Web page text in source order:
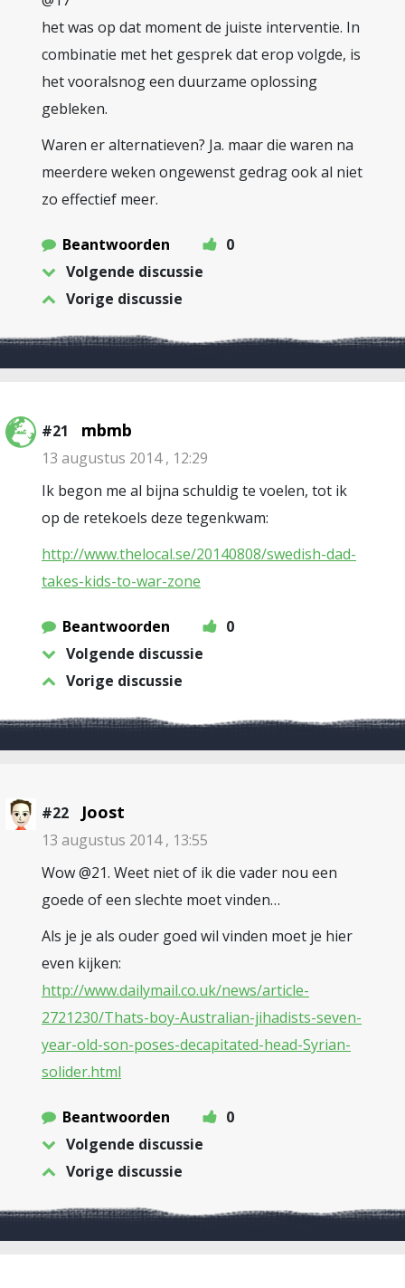
het was op dat moment de juiste interventie. In
combinatie met het gesprek dat erop volgde, is
het vooralsnog een duurzame oplossing
gebleken.
Waren er alternatieven? Ja. maar die waren na
meerdere weken ongewenst gedrag ook al niet
zo effectief meer.
Beantwoorden
0
Volgende discussie
Vorige discussie
#21 mbmb
13 augustus 2014 , 12:29
Ik begon me al bijna schuldig te voelen, tot ik
op de retekoels deze tegenkwam:
http://www.thelocal.se/20140808/swedish-dad-
takes-kids-to-war-zone
Beantwoorden
0
Volgende discussie
Vorige discussie
#22 Joost
13 augustus 2014 , 13:55
Wow @21. Weet niet of ik die vader nou een
goede of een slechte moet vinden…
Als je je als ouder goed wil vinden moet je hier
even kijken:
http://www.dailymail.co.uk/news/article-
2721230/Thats-boy-Australian-jihadists-seven-
year-old-son-poses-decapitated-head-Syrian-
solider.html
Beantwoorden
0
Volgende discussie
Vorige discussie